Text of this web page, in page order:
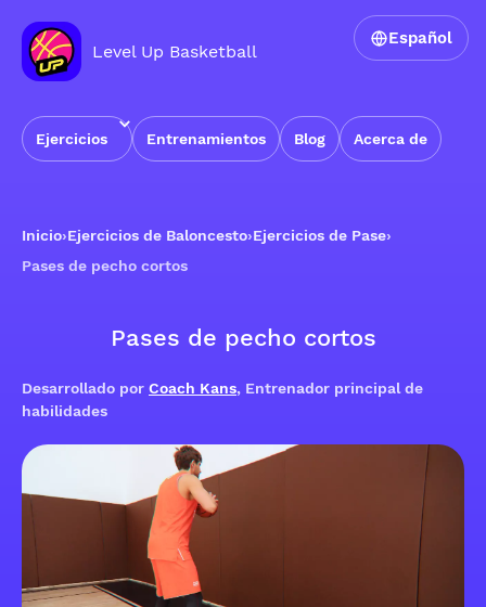
Level Up Basketball
Ejercicios Entrenamientos Blog Acerca de
Español
Inicio›Ejercicios de Baloncesto›Ejercicios de Pase›
Pases de pecho cortos
Pases de pecho cortos
Desarrollado por Coach Kans, Entrenador principal de
habilidades